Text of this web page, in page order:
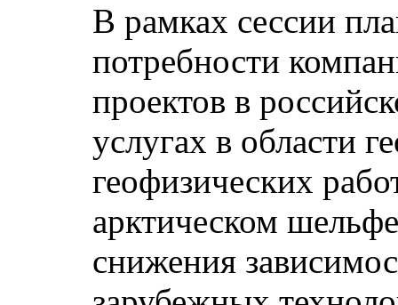
В рамках сессии
потребности
проектов в
услугах в области
геофизических
арктическом
снижения